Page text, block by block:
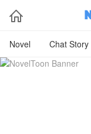

Novel Chat Story